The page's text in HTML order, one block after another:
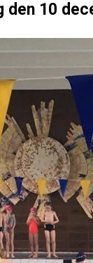
den 10